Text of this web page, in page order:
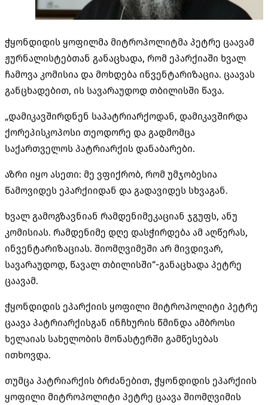
ჭყონდიდის ყოფილმა მიტროპოლიტმა პეტრე ცაავამ
ჟურნალისტებთან განაცხადა, რომ ეპარქიაში ხვალ
ჩამოვა კომისია და მოხდება ინვენტარიზაცია. ცაავას
განცხადებით, ის სავარაუდოდ თბილისში წავა.
„დამიკავშირდნენ საპატრიარქოდან, დამიკავშირდა
ქორეპისკოპოსი თეოდორე და გადმომცა
საქართველოს პატრიარქის დანაბარები.
აზრი იყო ასეთი: მე ვფიქრობ, რომ უმჯობესია
წამოვიდეს ეპარქიიდან და გადავიდეს სხვაგან.
ხვალ გამოგზავნიან რამდენიმეკაციან ჯგუფს, ანუ
კომისიას. რამდენიმე დღე დასჭირდება ამ აღწერას,
ინვენტარიზაციას. შიომღვიმეში არ მივდივარ,
სავარაუდოდ, წავალ თბილისში“-განაცხადა პეტრე
ცაავამ.
ჭყონდიდის ეპარქიის ყოფილი მიტროპოლიტი პეტრე
ცაავა პატრიარქისგან ინჩხურის წმინდა ამბროსი
ხელაიას სახელობის მონასტერში გამწესებას
ითხოვდა.
თუმცა პატრიარქის ბრძანებით, ჭყონდიდის ეპარქიის
ყოფილი მიტროპოლიტი პეტრე ცაავა შიომღვიმის